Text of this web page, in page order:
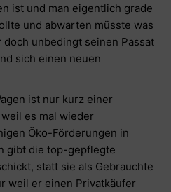
ist und man eigentlich grade
und abwarten müsste was
unbedingt seinen Passat
sich einen neuen
ist nur kurz einer
es mal wieder
Öko-Förderungen in
gibt die top-gepflegte
statt sie als Gebrauchte
weil er einen Privatkäufer